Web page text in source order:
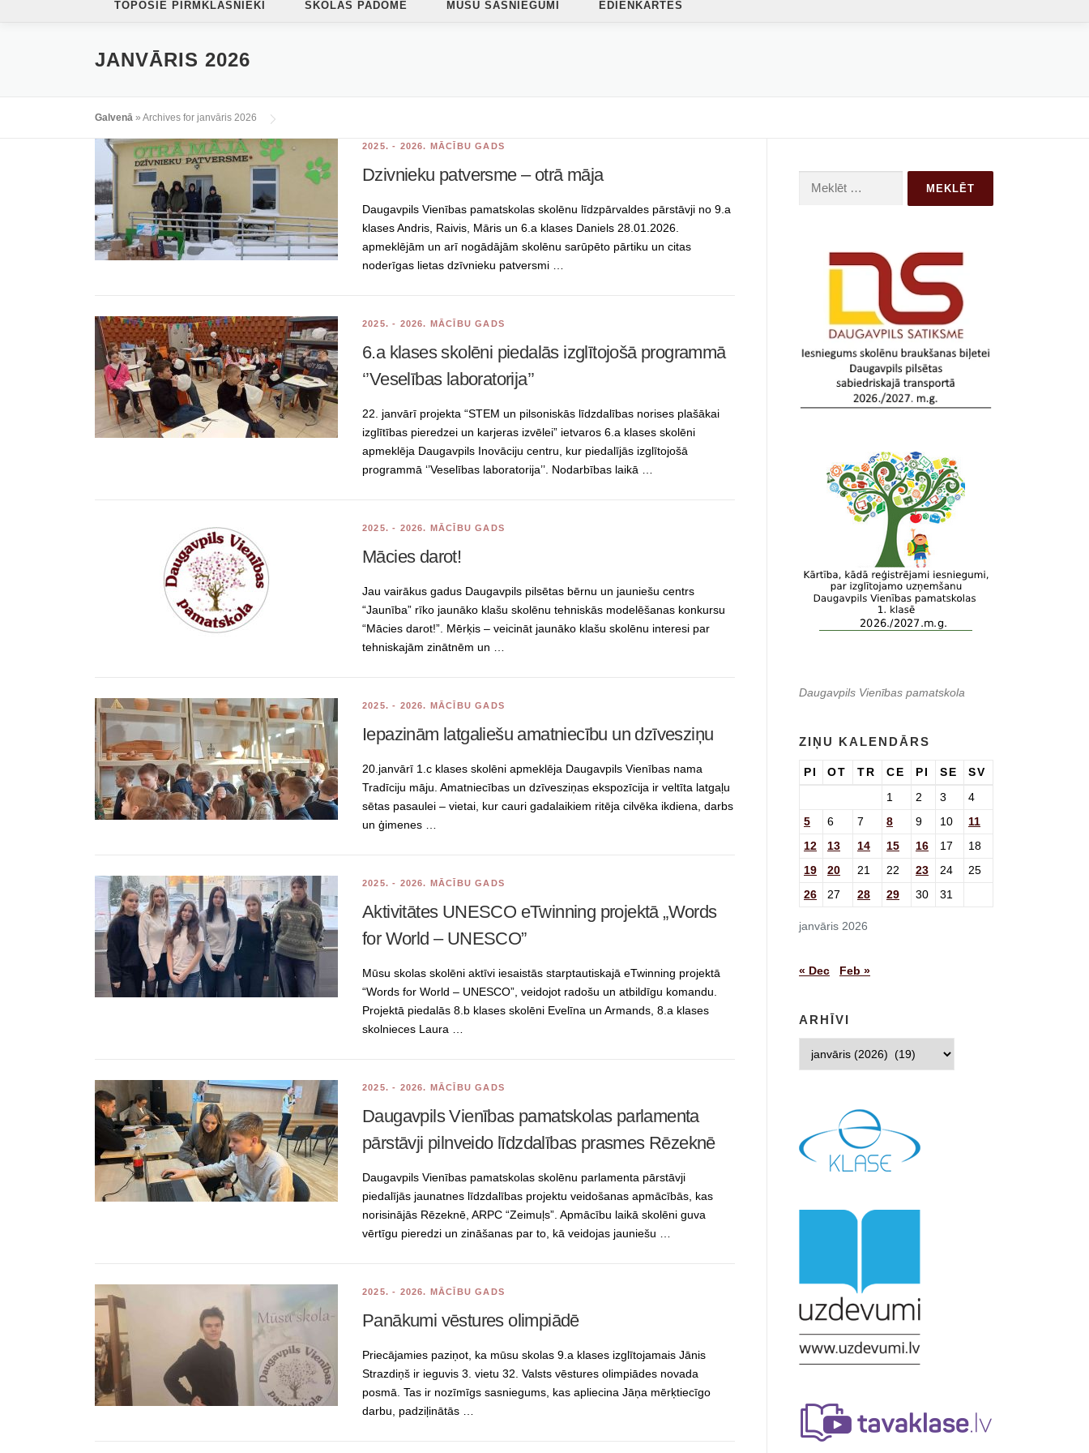
TOPOŠIE PIRMKLASNIEKI SKOLAS PADOME MŪSU SASNIEGUMI ĒDIENKARTES
JANVĀRIS 2026
Galvenā » Archives for janvāris 2026
2025. - 2026. MĀCĪBU GADS
Dzivnieku patversme – otrā māja
Daugavpils Vienības pamatskolas skolēnu līdzpārvaldes pārstāvji no 9.a
klases Andris, Raivis, Māris un 6.a klases Daniels 28.01.2026.
apmeklējām un arī nogādājām skolēnu sarūpēto pārtiku un citas
noderīgas lietas dzīvnieku patversmi …
2025. - 2026. MĀCĪBU GADS
6.a klases skolēni piedalās izglītojošā programmā
‘’Veselības laboratorija’’
22. janvārī projekta “STEM un pilsoniskās līdzdalības norises plašākai
izglītības pieredzei un karjeras izvēlei” ietvaros 6.a klases skolēni
apmeklēja Daugavpils Inovāciju centru, kur piedalījās izglītojošā
programmā ‘’Veselības laboratorija’’. Nodarbības laikā …
2025. - 2026. MĀCĪBU GADS
Mācies darot!
Jau vairākus gadus Daugavpils pilsētas bērnu un jauniešu centrs
“Jaunība” rīko jaunāko klašu skolēnu tehniskās modelēšanas konkursu
“Mācies darot!”. Mērķis – veicināt jaunāko klašu skolēnu interesi par
tehniskajām zinātnēm un …
2025. - 2026. MĀCĪBU GADS
Iepazinām latgaliešu amatniecību un dzīvesziņu
20.janvārī 1.c klases skolēni apmeklēja Daugavpils Vienības nama
Tradīciju māju. Amatniecības un dzīvesziņas ekspozīcija ir veltīta latgaļu
sētas pasaulei – vietai, kur cauri gadalaikiem ritēja cilvēka ikdiena, darbs
un ģimenes …
2025. - 2026. MĀCĪBU GADS
Aktivitātes UNESCO eTwinning projektā „Words
for World – UNESCO”
Mūsu skolas skolēni aktīvi iesaistās starptautiskajā eTwinning projektā
“Words for World – UNESCO”, veidojot radošu un atbildīgu komandu.
Projektā piedalās 8.b klases skolēni Evelīna un Armands, 8.a klases
skolnieces Laura …
2025. - 2026. MĀCĪBU GADS
Daugavpils Vienības pamatskolas parlamenta
pārstāvji pilnveido līdzdalības prasmes Rēzeknē
Daugavpils Vienības pamatskolas skolēnu parlamenta pārstāvji
piedalījās jaunatnes līdzdalības projektu veidošanas apmācībās, kas
norisinājās Rēzeknē, ARPC “Zeimuļs”. Apmācību laikā skolēni guva
vērtīgu pieredzi un zināšanas par to, kā veidojas jauniešu …
2025. - 2026. MĀCĪBU GADS
Panākumi vēstures olimpiādē
Priecājamies paziņot, ka mūsu skolas 9.a klases izglītojamais Jānis
Strazdiņš ir ieguvis 3. vietu 32. Valsts vēstures olimpiādes novada
posmā. Tas ir nozīmīgs sasniegums, kas apliecina Jāņa mērķtiecīgo
darbu, padziļinātās …
Daugavpils Vienības pamatskola
ZIŅU KALENDĀRS
janvāris 2026
PI OT TR CE PI SE
SV
1
2 3
4
5
6 7 8 9 10
11
12
13 14 15 16 17
18
19
20 21 22 23 24
25
26
27 28 29 30 31
« Dec Feb »
ARHĪVI